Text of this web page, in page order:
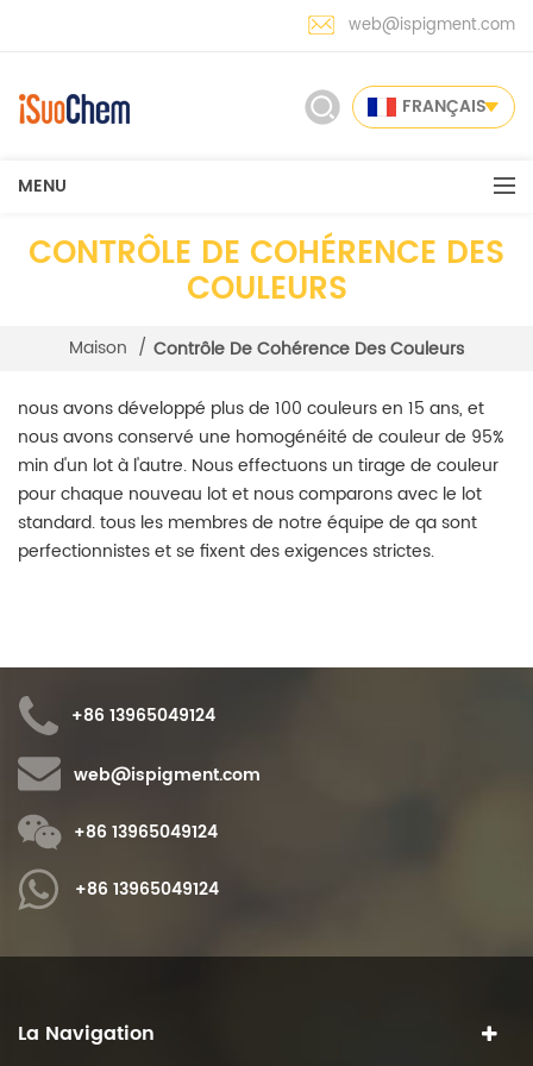
web@ispigment.com
FRANÇAIS
MENU
CONTRÔLE DE COHÉRENCE DES
COULEURS
Maison / Contrôle De Cohérence Des Couleurs
nous avons développé plus de 100 couleurs en 15 ans, et
nous avons conservé une homogénéité de couleur de 95%
min d'un lot à l'autre. Nous effectuons un tirage de couleur
pour chaque nouveau lot et nous comparons avec le lot
standard. tous les membres de notre équipe de qa sont
perfectionnistes et se fixent des exigences strictes.
+86 13965049124
web@ispigment.com
+86 13965049124
+86 13965049124
La Navigation